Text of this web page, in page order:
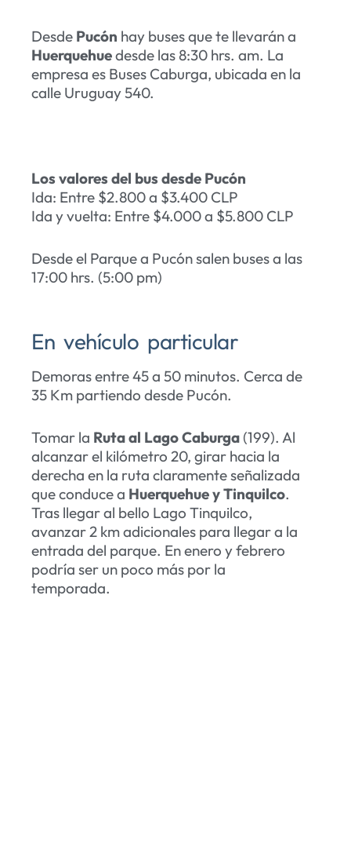
Desde Pucón hay buses que te llevarán a
Huerquehuedesde las 8:30 hrs. am. La
empresa es Buses Caburga, ubicada en la
calle Uruguay 540.
Los valores del bus desde Pucón
Ida: Entre $2.800 a $3.400 CLP
Ida y vuelta: Entre $4.000 a $5.800 CLP
Desde el Parque a Pucón salen buses a las
17:00 hrs. (5:00 pm)
En vehículo particular
Demoras entre 45 a 50 minutos. Cerca de
35 Km partiendo desde Pucón.
Tomar la Ruta al Lago Caburga (199). Al
alcanzar el kilómetro 20, girar hacia la
derecha en la ruta claramente señalizada
que conduce a Huerquehue y Tinquilco.
Tras llegar al bello Lago Tinquilco,
avanzar 2 km adicionales para llegar a la
entrada del parque. En enero y febrero
podría ser un poco más por la
temporada.